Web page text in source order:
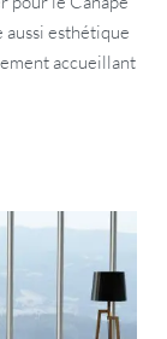
aussi esthétique
accueillant